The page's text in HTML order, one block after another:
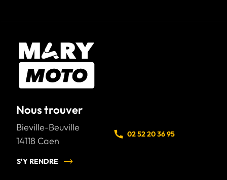
Nous trouver
Bieville-Beuville
14118 Caen
S'Y RENDRE
02 52 20 36 95